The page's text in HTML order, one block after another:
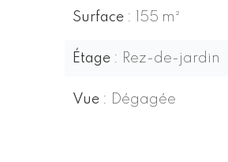
Surface 155 m²
Étage Rez-de-jardin
Vue Dégagée